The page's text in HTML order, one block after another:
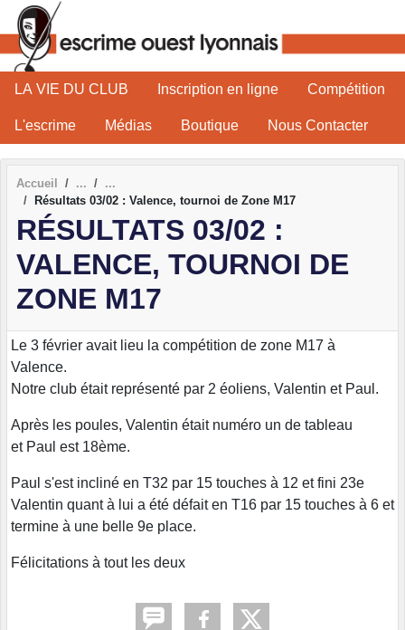
LA VIE DU CLUB Inscription en ligne Compétition
L'escrime Médias Boutique Nous Contacter
Accueil
Résultats 03/02 : Valence, tournoi de Zone M17
RÉSULTATS 03/02 :
VALENCE, TOURNOI DE
ZONE M17
Le 3 février avait lieu la compétition de zone M17 à
Valence.
Notre club était représenté par 2 éoliens, Valentin et Paul.
Après les poules, Valentin était numéro un de tableau
et Paul est 18ème.
Paul s'est incliné en T32 par 15 touches à 12 et fini 23e
Valentin quant à lui a été défait en T16 par 15 touches à 6 et
termine à une belle 9e place.
Félicitations à tout les deux
Panneau de gestion des cookies